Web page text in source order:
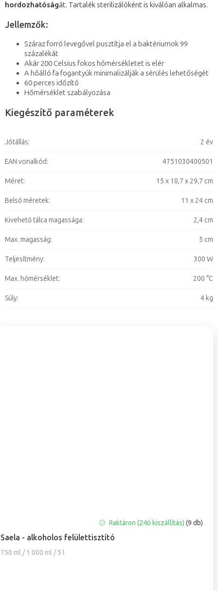
Saela - alkoholos felülettisztító
750 ml / 1 000 ml / 5 l
termék
átlagos
értékelése
Raktáron (24ó kiszállítás)(9 db)
hordozhatóságát. Tartalék sterilizálóként is kiválóan alkalmas.
Jellemzők:
Száraz forró levegővel pusztítja el a baktériumok 99
százalékát
Akár 200 Celsius fokos hőmérsékletet is elér
A hőálló fa fogantyúk minimalizálják a sérülés lehetőségét
60 perces időzítő
Hőmérséklet szabályozása
Kiegészítő paraméterek
Jótállás: 2 év
EAN vonalkód: 4751030400501
Méret: 15 x 18,7 x 29,7 cm
Belső méretek: 11 x 24 cm
Kivehető tálca magassága: 2,4 cm
Max. magasság: 5 cm
Teljesítmény: 300 W
Max. hőmérséklet: 200 °C
Súly: 4 kg